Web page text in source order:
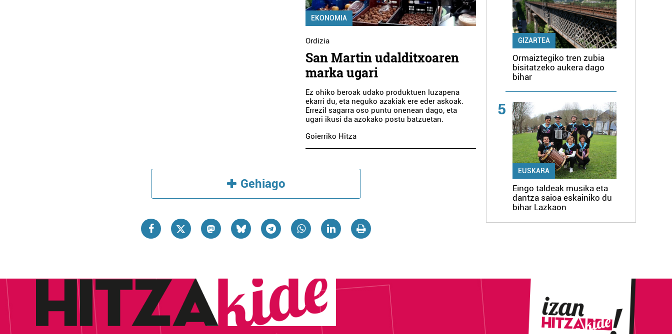
EKONOMIA
Ordizia
San Martin udalditxoaren
marka ugari
Ez ohiko beroak udako produktuen luzapena
ekarri du, eta neguko azakiak ere eder askoak.
Errezil sagarra oso puntu onenean dago, eta
ugari ikusi da azokako postu batzuetan.
Goierriko Hitza
Gehiago
GIZARTEA
Ormaiztegiko tren zubia
bisitatzeko aukera dago
bihar
5
EUSKARA
Eingo taldeak musika eta
dantza saioa eskainiko du
bihar Lazkaon